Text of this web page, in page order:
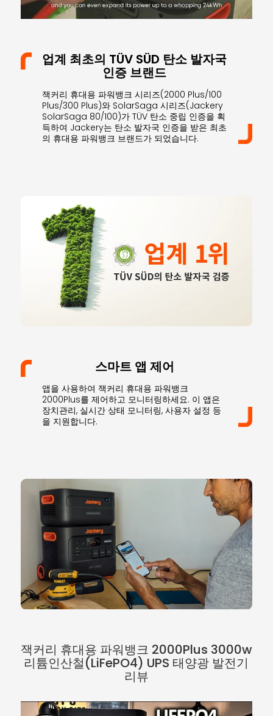
업계 최초의 TÜV SÜD 탄소 발자국
인증 브랜드
잭커리 휴대용 파워뱅크 시리즈(2000 Plus/100
Plus/300 Plus)와 SolarSaga 시리즈(Jackery
SolarSaga 80/100)가 TÜV 탄소 중립 인증을 획
득하여 Jackery는 탄소 발자국 인증을 받은 최초
의 휴대용 파워뱅크 브랜드가 되었습니다.
스마트 앱 제어
앱을 사용하여 잭커리 휴대용 파워뱅크
2000Plus를 제어하고 모니터링하세요. 이 앱은
장치관리, 실시간 상태 모니터링, 사용자 설정 등
을 지원합니다.
잭커리 휴대용 파워뱅크 2000Plus 3000w
리튬인산철(LiFePO4) UPS 태양광 발전기
리뷰